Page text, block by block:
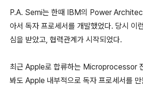
P.A. Semi는 한때 IBM의 Power
아서 독자 프로세서를 개발했었다. 당시 이
심을 받았고, 협력관계가 시작되었다.
최근 Apple로 합류하는 Microprocessor
봐도 Apple 내부적으로 독자 프로세서를 만